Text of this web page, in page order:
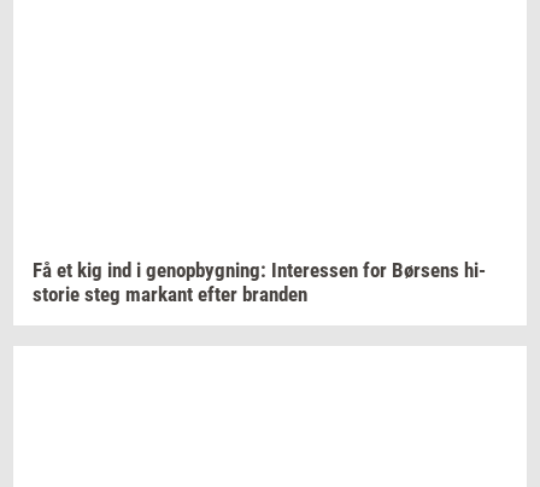
Få et kig ind i genop­byg­ning: In­ter­es­sen for Bør­sens hi­
sto­rie steg mar­kant efter bran­den